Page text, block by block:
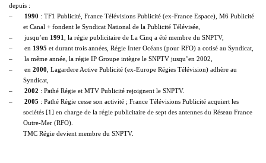
depuis :
–
1990 : TF1 Publicité, France Télévisions Publicité (ex-France Espace), M6 Publicité
et Canal + fondent le Syndicat National de la Publicité Télévisée
–
jusqu’en 1991 , la régie publicitaire de La Cinq a été membre du SNPTV,
–
en 1995 et durant trois années, Régie Inter Océans (pour RFO) a cotisé au Syndicat,
–
la même année, la régie IP Groupe intègre le SNPTV jusqu’en 2002,
–
en 2000 , Lagardere Active Publicité (ex-Europe Régies Télévision) adhère au
Syndicat,
–
2002 : Pathé Régie et MTV Publicité rejoignent le SNPTV.
–
2005 : Pathé Régie cesse son activité ; France Télévisions Publicité acquiert les
sociétés [1] en charge de la régie publicitaire de sept des antennes du Réseau France
Outre-Mer (RFO).
TMC Régie devient membre du SNPTV.